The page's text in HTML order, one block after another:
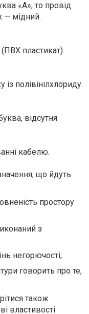
«А», то провід
— мідний.
(ПВХ пластикат).
полівінілхлориду.
відсутня
кабелю.
що йдуть
простору
з
негорючості;
говорить про те,
також
властивості